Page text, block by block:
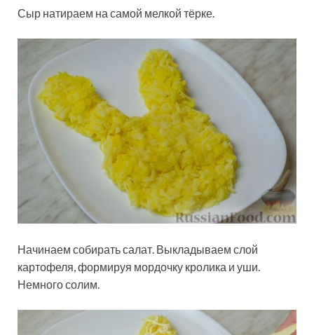
Сыр натираем на самой мелкой тёрке.
Начинаем собирать салат. Выкладываем слой
картофеля, формируя мордочку кролика и уши.
Немного солим.